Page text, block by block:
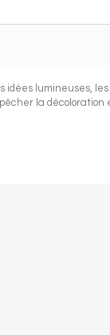
idées lumineuses,
la décoloration